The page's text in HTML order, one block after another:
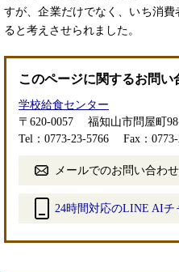
すが、企業だけでなく、いち消
ると考えさせられました。
このページに関するお問い
学校給食センター
〒620-0057
福知山市問屋町
Tel：0773-23-5766
Fax：
メールでのお問い合わ
24時間対応のLINE AIチ